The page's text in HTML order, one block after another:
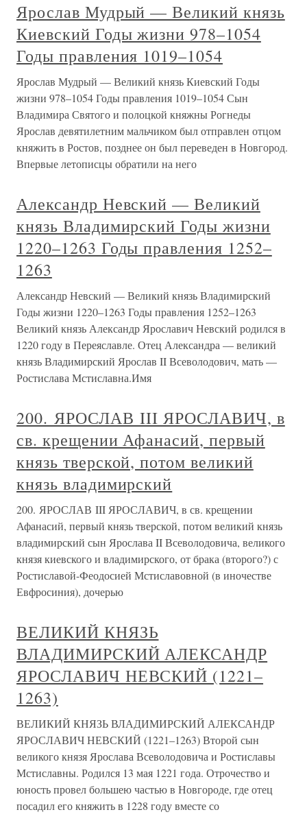
Ярослав Мудрый — Великий князь
Киевский Годы жизни 978–1054
Годы правления 1019–1054
Ярослав Мудрый — Великий князь Киевский Годы
жизни 978–1054 Годы правления 1019–1054 Сын
Владимира Святого и полоцкой княжны Рогнеды
Ярослав девятилетним мальчиком был отправлен отцом
княжить в Ростов, позднее он был переведен в Новгород.
Впервые летописцы обратили на него
Александр Невский — Великий
князь Владимирский Годы жизни
1220–1263 Годы правления 1252–
1263
Александр Невский — Великий князь Владимирский
Годы жизни 1220–1263 Годы правления 1252–1263
Великий князь Александр Ярославич Невский родился в
1220 году в Переяславле. Отец Александра — великий
князь Владимирский Ярослав II Всеволодович, мать —
Ростислава Мстиславна.Имя
200. ЯРОСЛАВ III ЯРОСЛАВИЧ, в
св. крещении Афанасий, первый
князь тверской, потом великий
князь владимирский
200. ЯРОСЛАВ III ЯРОСЛАВИЧ, в св. крещении
Афанасий, первый князь тверской, потом великий князь
владимирский сын Ярослава II Всеволодовича, великого
князя киевского и владимирского, от брака (второго?) с
Ростиславой-Феодосией Мстиславовной (в иночестве
Евфросиния), дочерью
ВЕЛИКИЙ КНЯЗЬ
ВЛАДИМИРСКИЙ АЛЕКСАНДР
ЯРОСЛАВИЧ НЕВСКИЙ (1221–
1263)
ВЕЛИКИЙ КНЯЗЬ ВЛАДИМИРСКИЙ АЛЕКСАНДР
ЯРОСЛАВИЧ НЕВСКИЙ (1221–1263) Второй сын
великого князя Ярослава Всеволодовича и Ростиславы
Мстиславны. Родился 13 мая 1221 года. Отрочество и
юность провел большею частью в Новгороде, где отец
посадил его княжить в 1228 году вместе со